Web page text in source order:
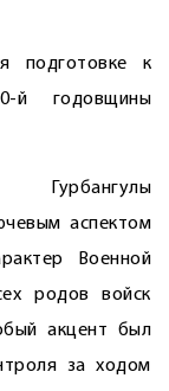
подготовке к
й годовщины
Гурбангулы
аспектом
Военной
родов войск
акцент был
за ходом